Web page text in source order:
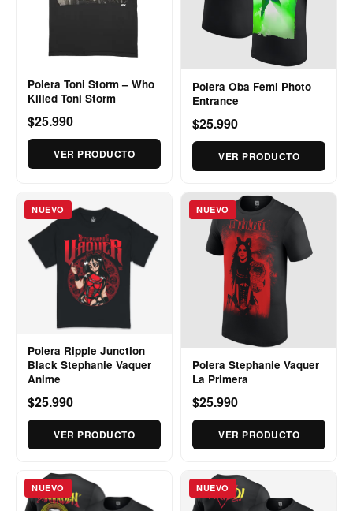
Polera Toni Storm – Who
Killed Toni Storm
$25.990
VER PRODUCTO
Polera Oba Femi Photo
Entrance
$25.990
VER PRODUCTO
NUEVO
Polera Ripple Junction
Black Stephanie Vaquer
Anime
$25.990
VER PRODUCTO
NUEVO
Polera Stephanie Vaquer
La Primera
$25.990
VER PRODUCTO
NUEVO NUEVO